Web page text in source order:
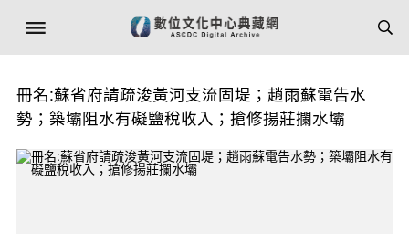
冊名:蘇省府請疏浚黃河支流固堤；趙雨蘇電告水
勢；築壩阻水有礙鹽稅收入；搶修揚莊攔水壩